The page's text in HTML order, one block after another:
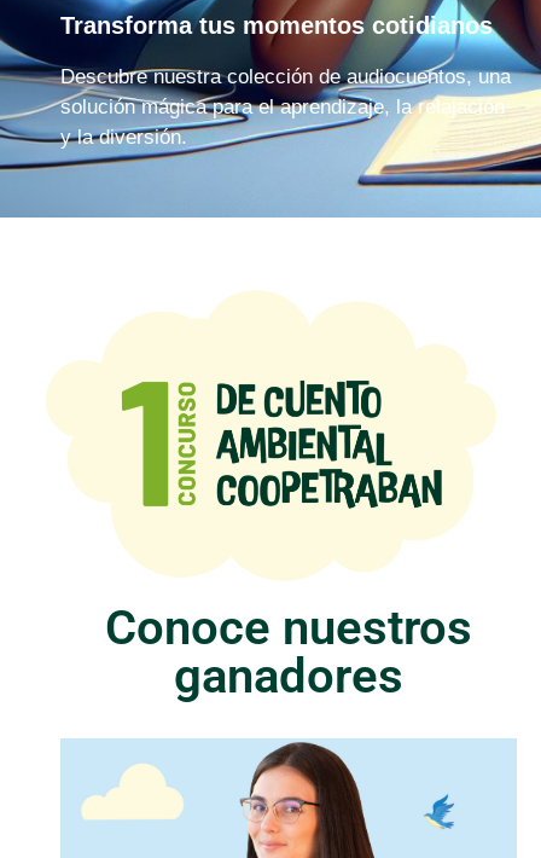
audio
Descárgalo
Transforma tus momentos cotidianos
Descubre nuestra colección de audiocuentos, una
solución mágica para el aprendizaje, la relajación
y la diversión.
Conoce nuestros
ganadores